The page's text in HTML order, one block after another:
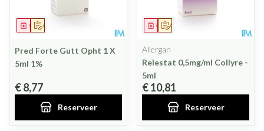
Op voorschrift
Geneesmiddel
Pred Forte Gutt Opht 1 X
5ml 1%
€ 8,77
Reserveer
Op voorschrift
Geneesmiddel
Allergan
Relestat 0,5mg/ml Collyre -
5ml
€ 10,81
Reserveer